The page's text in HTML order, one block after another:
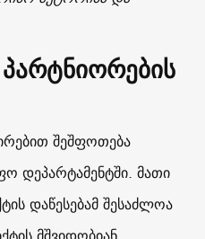
შეშფოთება
დეპარტამენტში. მათი
დაწესებამ შესაძლოა